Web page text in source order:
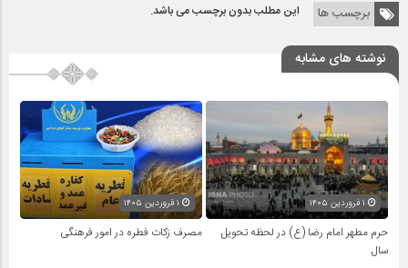
برچسب ها این مطلب بدون برچسب می باشد.
نوشته های مشابه
حرم مطهر امام رضا (ع) در لحظه تحویل
سال
مصرف زکات فطره در امور فرهنگی